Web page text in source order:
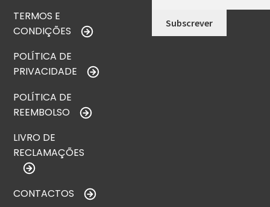
TERMOS E
CONDIÇÕES
POLÍTICA DE
PRIVACIDADE
POLÍTICA DE
REEMBOLSO
LIVRO DE
RECLAMAÇÕES
CONTACTOS